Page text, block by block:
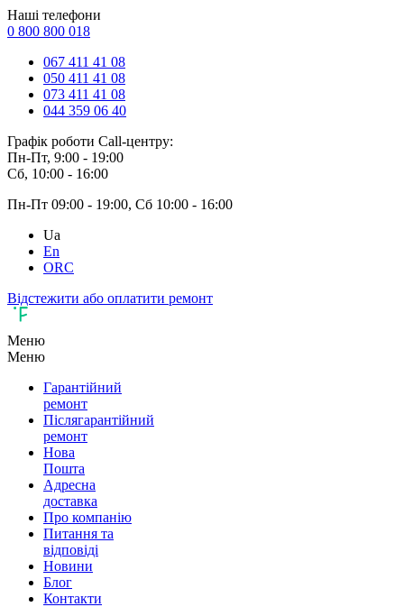
Наші телефони
0 800 800 018
067 411 41 08
050 411 41 08
073 411 41 08
044 359 06 40
Графік роботи Call-центру:
Пн-Пт, 9:00 - 19:00
Сб, 10:00 - 16:00
Пн-Пт 09:00 - 19:00, Сб 10:00 - 16:00
Ua
En
ORC
Відстежити або оплатити ремонт
Меню
Меню
Гарантійний
ремонт
Післягарантійний
ремонт
Нова
Пошта
Адресна
доставка
Про компанію
Питання та
відповіді
Новини
Блог
Контакти